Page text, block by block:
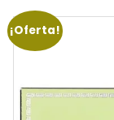
¡Oferta!